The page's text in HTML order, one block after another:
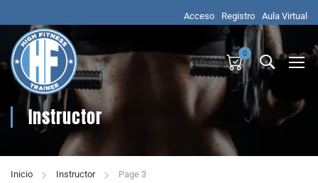
Acceso Registro Aula Virtual
0
Instructor
Inicio Instructor Page 3